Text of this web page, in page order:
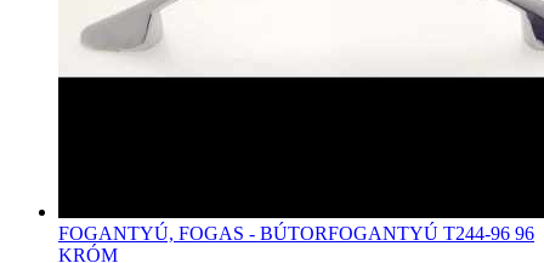
FOGANTYÚ, FOGAS - BÚTORFOGANTYÚ T244-96 96
KRÓM